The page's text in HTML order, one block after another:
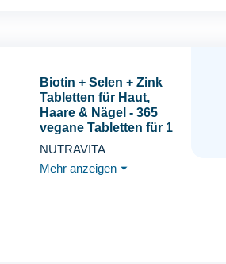
Biotin + Selen + Zink
Tabletten für Haut,
Haare & Nägel - 365
vegane Tabletten für 1
Jahr - Haar Vitamine für
Haarwachstum - Biotin
Zink Selen Hochdosiert
NUTRAVITA
Mehr anzeigen ⏷